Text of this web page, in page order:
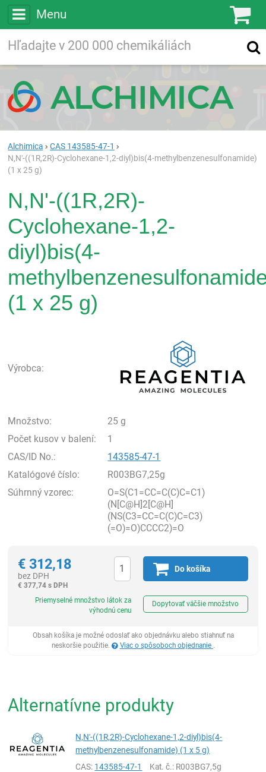
Menu
Vyhľadávanie
Alchimica
CAS 143585-47-1
N,N'-((1R,2R)-Cyclohexane-1,2-diyl)bis(4-methylbenzenesulfonamide)
(1 x 25 g)
N,N'-((1R,2R)-
Cyclohexane-1,2-
diyl)bis(4-
(1 x 25 g)
Výrobca:
Množstvo:
25 g
Počet kusov v balení:
1
CAS/ID No.:
143585-47-1
Katalógové číslo:
R003BG7,25g
Súhrnný vzorec:
O=S(C1=CC=C(C)C=C1)
(N[C@H]2[C@H]
(NS(C3=CC=C(C)C=C3)
(=O)=O)CCCC2)=O
€ 312,18
bez DPH
€ 377,74 s DPH
Do košíka
Priemyselné množstvo látok za
výhodnú cenu
Dopytovať väčšie množstvo
Obsah košíka je možné odoslať ako objednávku alebo stiahnuť na
neskoršie použitie.
Viac o spôsoboch objednanie .
Alternatívne produkty
N,N'-((1R,2R)-Cyclohexane-1,2-diyl)bis(4-
methylbenzenesulfonamide) (1 x 5 g)
CAS: 143585-47-1 Kat. č.: R003BG7,5g